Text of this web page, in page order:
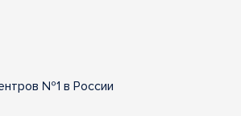
№1 в России